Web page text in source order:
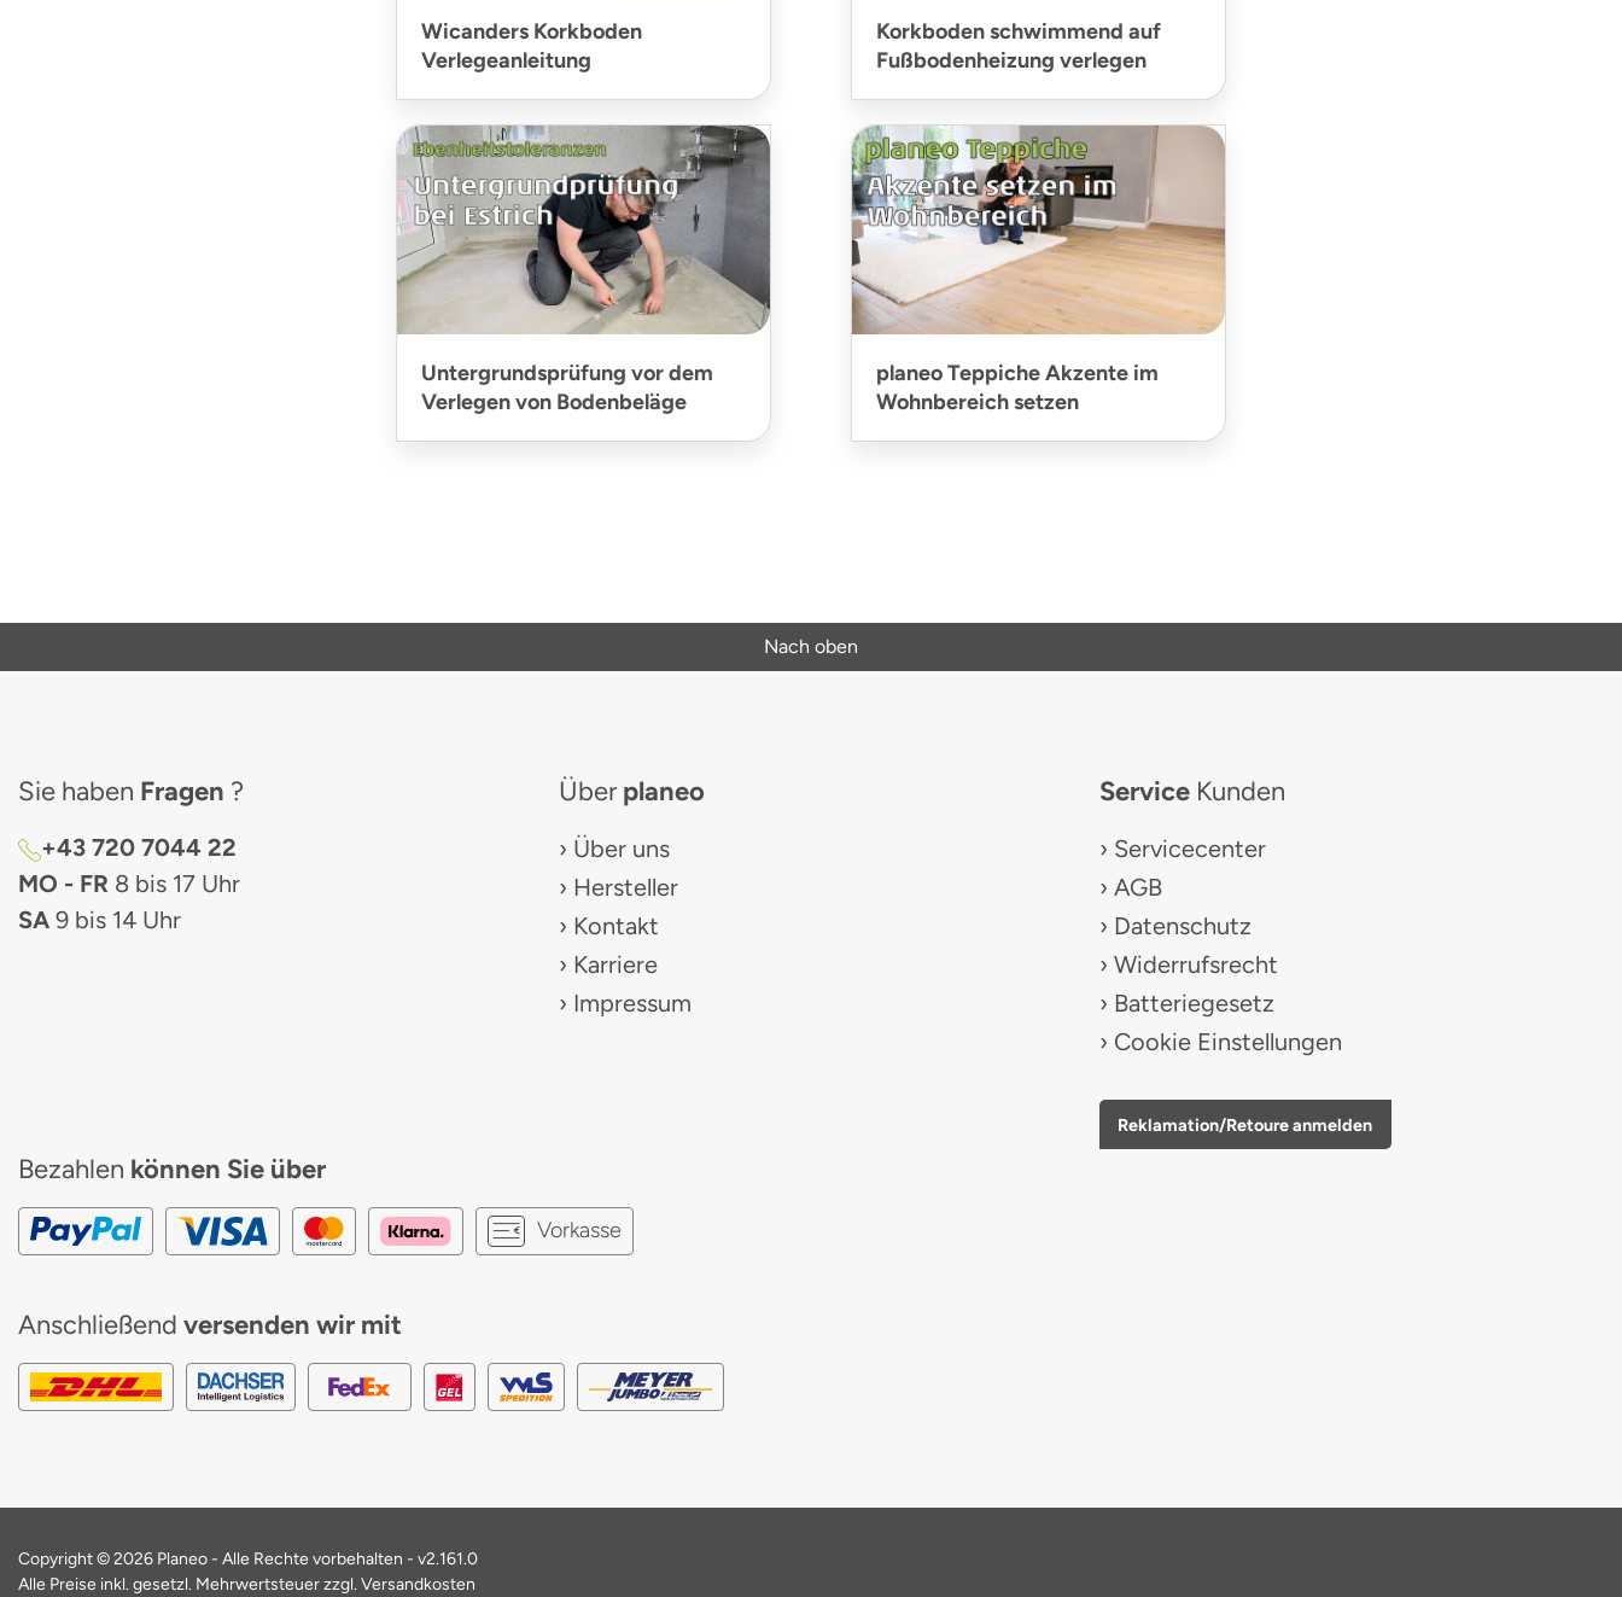
Wicanders Korkboden
Verlegeanleitung
Korkboden schwimmend auf
Fußbodenheizung verlegen
Untergrundsprüfung vor dem
Verlegen von Bodenbeläge
planeo Teppiche Akzente im
Wohnbereich setzen
Nach oben
Sie haben Fragen ?
+43 720 7044 22
MO - FR 8 bis 17 Uhr
SA 9 bis 14 Uhr
Überplaneo
Über uns
Hersteller
Kontakt
Karriere
Impressum
ServiceKunden
Servicecenter
AGB
Datenschutz
Widerrufsrecht
Batteriegesetz
Cookie Einstellungen
Reklamation/Retoure anmelden
Bezahlen können Sie über
Vorkasse
Anschließend versenden wir mit
Copyright © 2026 Planeo - Alle Rechte vorbehalten - v2.161.0
Alle Preise inkl. gesetzl. Mehrwertsteuer zzgl. Versandkosten